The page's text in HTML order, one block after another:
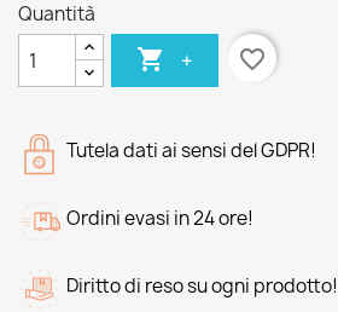
Quantità
 + favorite_border
Tutela dati ai sensi del GDPR!
Ordini evasi in 24 ore!
Diritto di reso su ogni prodotto!